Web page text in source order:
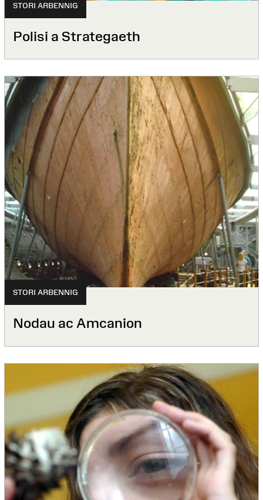
STORI ARBENNIG
Polisi a Strategaeth
STORI ARBENNIG
Nodau ac Amcanion